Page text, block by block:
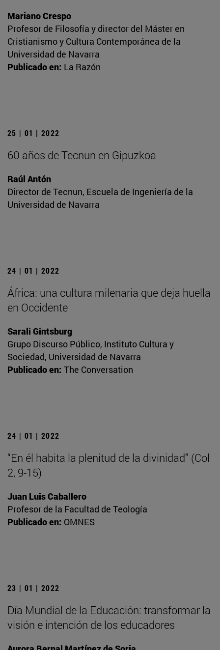
Mariano Crespo
Profesor de Filosofía y director del Máster en
Cristianismo y Cultura Contemporánea de la
Universidad de Navarra
Publicado en: La Razón
25 | 01 | 2022
60 años de Tecnun en Gipuzkoa
Raúl Antón
Director de Tecnun, Escuela de Ingeniería de la
Universidad de Navarra
24 | 01 | 2022
África: una cultura milenaria que deja huella
en Occidente
Sarali Gintsburg
Grupo Discurso Público, Instituto Cultura y
Sociedad, Universidad de Navarra
Publicado en: The Conversation
24 | 01 | 2022
“En él habita la plenitud de la divinidad” (Col
2, 9-15)
Juan Luis Caballero
Profesor de la Facultad de Teología
Publicado en: OMNES
23 | 01 | 2022
Día Mundial de la Educación: transformar la
visión e intención de los educadores